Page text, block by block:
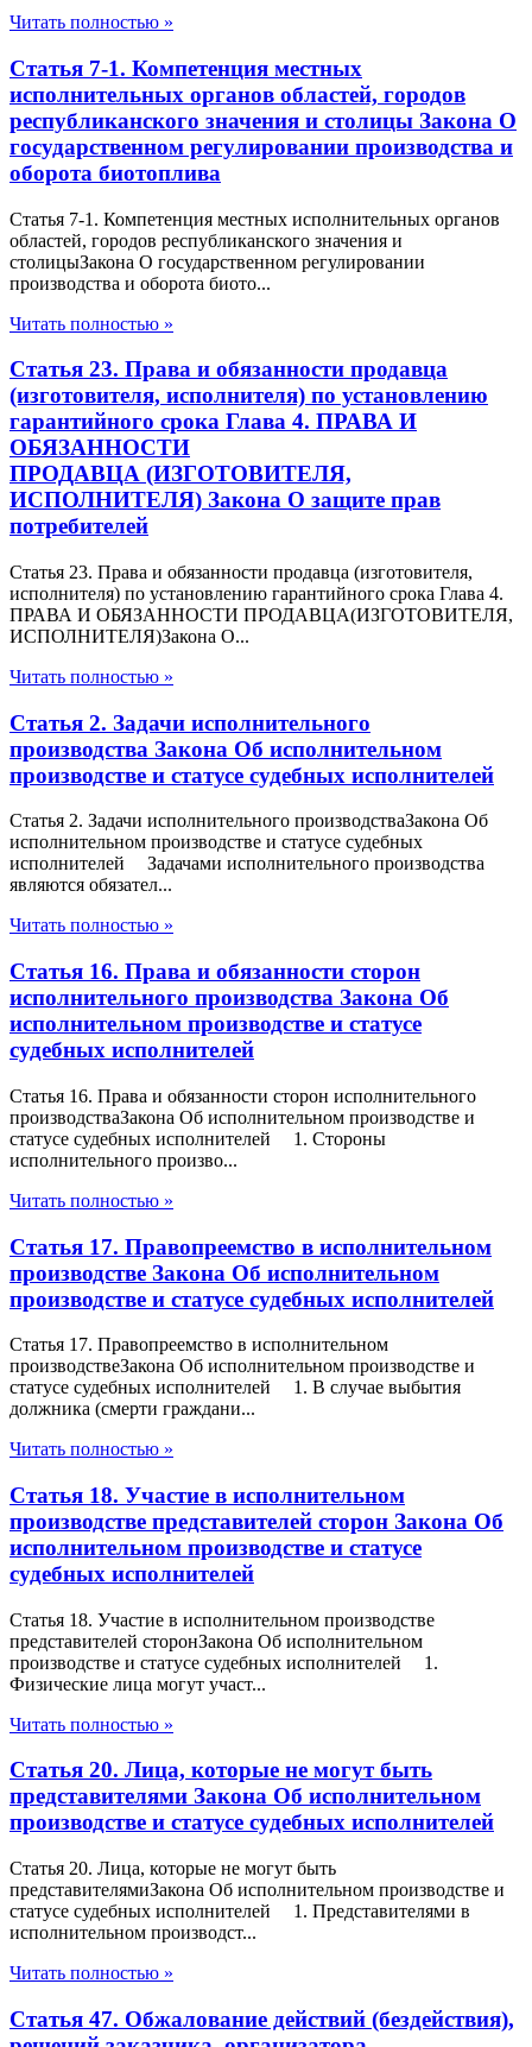
Читать полностью »
Статья 7-1. Компетенция местных
исполнительных органов областей, городов
республиканского значения и столицы Закона О
государственном регулировании производства и
оборота биотоплива
Статья 7-1. Компетенция местных исполнительных органов
областей, городов республиканского значения и
столицыЗакона О государственном регулировании
производства и оборота биото...
Читать полностью »
Статья 23. Права и обязанности продавца
(изготовителя, исполнителя) по установлению
гарантийного срока Глава 4. ПРАВА И
ОБЯЗАННОСТИ
ПРОДАВЦА (ИЗГОТОВИТЕЛЯ,
ИСПОЛНИТЕЛЯ) Закона О защите прав
потребителей
Статья 23. Права и обязанности продавца (изготовителя,
исполнителя) по установлению гарантийного срока Глава 4.
ПРАВА И ОБЯЗАННОСТИ ПРОДАВЦА(ИЗГОТОВИТЕЛЯ,
ИСПОЛНИТЕЛЯ)Закона О...
Читать полностью »
Статья 2. Задачи исполнительного
производства Закона Об исполнительном
производстве и статусе судебных исполнителей
Статья 2. Задачи исполнительного производстваЗакона Об
исполнительном производстве и статусе судебных
исполнителей Задачами исполнительного производства
являются обязател...
Читать полностью »
Статья 16. Права и обязанности сторон
исполнительного производства Закона Об
исполнительном производстве и статусе
судебных исполнителей
Статья 16. Права и обязанности сторон исполнительного
производстваЗакона Об исполнительном производстве и
статусе судебных исполнителей 1. Стороны
исполнительного произво...
Читать полностью »
Статья 17. Правопреемство в исполнительном
производстве Закона Об исполнительном
производстве и статусе судебных исполнителей
Статья 17. Правопреемство в исполнительном
производствеЗакона Об исполнительном производстве и
статусе судебных исполнителей 1. В случае выбытия
должника (смерти граждани...
Читать полностью »
Статья 18. Участие в исполнительном
производстве представителей сторон Закона Об
исполнительном производстве и статусе
судебных исполнителей
Статья 18. Участие в исполнительном производстве
представителей сторонЗакона Об исполнительном
производстве и статусе судебных исполнителей 1.
Физические лица могут участ...
Читать полностью »
Статья 20. Лица, которые не могут быть
представителями Закона Об исполнительном
производстве и статусе судебных исполнителей
Статья 20. Лица, которые не могут быть
представителямиЗакона Об исполнительном производстве и
статусе судебных исполнителей 1. Представителями в
исполнительном производст...
Читать полностью »
Статья 47. Обжалование действий (бездействия),